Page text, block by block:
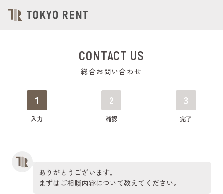
CONTACT US
総合お問い合わせ
1
入力
2
確認
3
完了
ありがとうございます。
まずはご相談内容について教えてください。